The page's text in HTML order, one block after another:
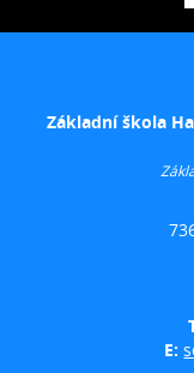
Základní škola
E: